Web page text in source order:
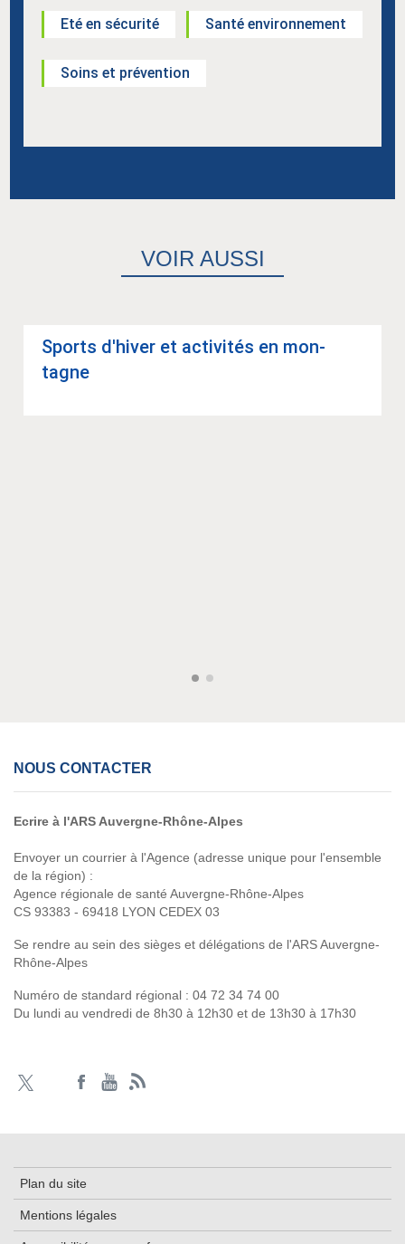
Eté en sécurité Santé environnement
Soins et prévention
VOIR AUSSI
Sports d'hi­ver et acti­vi­tés en mon­
tagne
NOUS CONTACTER
Ecrire à l'ARS Auvergne-Rhône-Alpes
Envoyer un courrier à l'Agence (adresse unique pour l'ensemble
de la région) :
Agence régionale de santé Auvergne-Rhône-Alpes
CS 93383 - 69418 LYON CEDEX 03
Se rendre au sein des sièges et délégations de l'ARS Auvergne-
Rhône-Alpes
Numéro de standard régional : 04 72 34 74 00
Du lundi au vendredi de 8h30 à 12h30 et de 13h30 à 17h30
Plan du site
Mentions légales